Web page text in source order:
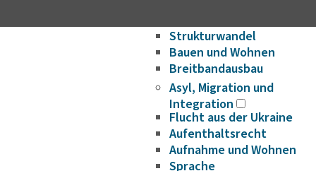
Strukturwandel
Bauen und Wohnen
Breitbandausbau
Asyl, Migration und
Integration
Flucht aus der Ukraine
Aufenthaltsrecht
Aufnahme und Wohnen
Sprache